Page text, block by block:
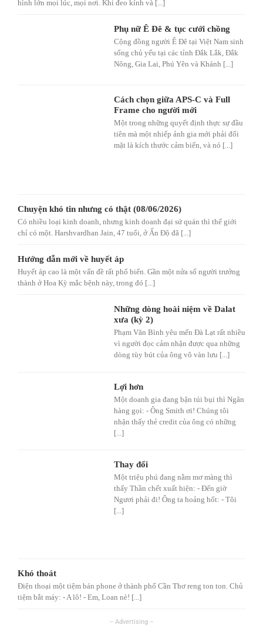
hình lớn mọi lúc, mọi nơi. Khi đeo kính và [...]
Phụ nữ Ê Đê & tục cưới chồng
Cộng đồng người Ê Đê tại Việt Nam sinh
sống chủ yếu tại các tỉnh Đắk Lắk, Đắk
Nông, Gia Lai, Phú Yên và Khánh [...]
Cách chọn giữa APS-C và Full
Frame cho người mới
Một trong những quyết định thực sự đầu
tiên mà một nhiếp ảnh gia mới phải đối
mặt là kích thước cảm biến, và nó [...]
Chuyện khó tin nhưng có thật (08/06/2026)
Có nhiều loại kinh doanh, nhưng kinh doanh đại sứ quán thì thế giới
chỉ có một. Harshvardhan Jain, 47 tuổi, ở Ấn Độ đã [...]
Hướng dẫn mới về huyết áp
Huyết áp cao là một vấn đề rất phổ biến. Gần một nửa số người trưởng
thành ở Hoa Kỳ mắc bệnh này, trong đó [...]
Những dòng hoài niệm về Dalat
xưa (kỳ 2)
Phạm Văn Bình yêu mến Đà Lạt rất nhiều
vì người đọc cảm nhận được qua những
dòng tùy bút của ông vô vàn lưu [...]
Lợi hơn
Một doanh gia đang bận túi bụi thì Ngân
hàng gọi: - Ông Smith ơi! Chúng tôi
nhận thấy thẻ credit của ông có những
[...]
Thay đổi
Một triệu phú đang nằm mơ màng thì
thấy Thần chết xuất hiện: - Đến giờ
Ngươi phải đi! Ông ta hoảng hốt: - Tôi
[...]
Khó thoát
Điện thoại một tiệm bán phone ở thành phố Cần Thơ reng ton ton. Chủ
tiệm bắt máy: - A lô! - Em, Loan nè! [...]